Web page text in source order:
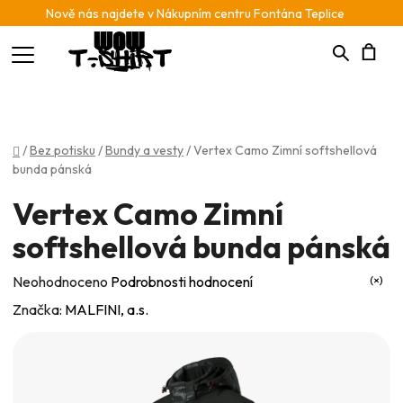
Nově nás najdete v Nákupním centru Fontána Teplice
Hledat
Domů
/Bez potisku /Bundy a vesty/Vertex Camo Zimní softshellová
bunda pánská
Vertex Camo Zimní
softshellová bunda pánská
Průměrné
hodnocení
Neohodnoceno Podrobnosti hodnocení
Značka: MALFINI, a.s.